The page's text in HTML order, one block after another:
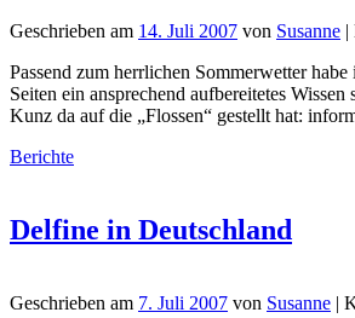
Geschrieben am 14. Juli 2007 von Susanne |
Passend zum herrlichen Sommerwetter
Seiten ein ansprechend aufbereitetes
Kunz da auf die „Flossen“ gestellt hat:
Berichte
Delfine in Deutschland
Geschrieben am 7. Juli 2007 von Susanne |